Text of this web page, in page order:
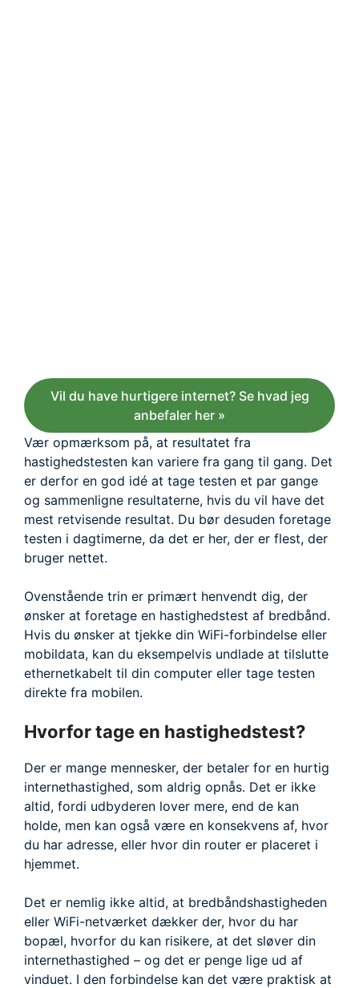
Vil du have hurtigere internet? Se hvad jeg
anbefaler her »
Vær opmærksom på, at resultatet fra
hastighedstesten kan variere fra gang til gang. Det
er derfor en god idé at tage testen et par gange
og sammenligne resultaterne, hvis du vil have det
mest retvisende resultat. Du bør desuden foretage
testen i dagtimerne, da det er her, der er flest, der
bruger nettet.
Ovenstående trin er primært henvendt dig, der
ønsker at foretage en hastighedstest af bredbånd.
Hvis du ønsker at tjekke din WiFi-forbindelse eller
mobildata, kan du eksempelvis undlade at tilslutte
ethernetkabelt til din computer eller tage testen
direkte fra mobilen.
Hvorfor tage en hastighedstest?
Der er mange mennesker, der betaler for en hurtig
internethastighed, som aldrig opnås. Det er ikke
altid, fordi udbyderen lover mere, end de kan
holde, men kan også være en konsekvens af, hvor
du har adresse, eller hvor din router er placeret i
hjemmet.
Det er nemlig ikke altid, at bredbåndshastigheden
eller WiFi-netværket dækker der, hvor du har
bopæl, hvorfor du kan risikere, at det sløver din
internethastighed – og det er penge lige ud af
vinduet. I den forbindelse kan det være praktisk at